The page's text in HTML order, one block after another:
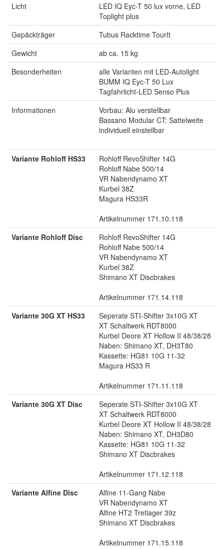
Licht
LED IQ Eyc-T 50 lux vorne, LED
Toplight plus
Gepäckträger
Tubus Racktime TourIt
Gewicht
ab ca. 15 kg
Besonderheiten
alle Varianten mit LED-Autolight
BUMM IQ Eyc-T 50 Lux
Tagfahrlicht-LED Senso Plus
Informationen
Vorbau: Alu verstellbar
Bassano Modular CT: Sattelweite
individuell einstellbar
Variante Rohloff HS33
Rohloff RevoShifter 14G
Rohloff Nabe 500/14
VR Nabendynamo XT
Kurbel 38Z
Magura HS33R
Artikelnummer 171.10.118
Variante Rohloff Disc
Rohloff RevoShifter 14G
Rohloff Nabe 500/14
VR Nabendynamo XT
Kurbel 38Z
Shimano XT Discbrakes
Artikelnummer 171.14.118
Variante 30G XT HS33
Seperate STI-Shifter 3x10G XT
XT Schaltwerk RDT8000
Kurbel Deore XT Hollow II 48/38/28
Naben: Shimano XT, DH3T80
Kassette: HG81 10G 11-32
Magura HS33 R
Artikelnummer 171.11.118
Variante 30G XT Disc
Seperate STI-Shifter 3x10G XT
XT Schaltwerk RDT8000
Kurbel Deore XT Hollow II 48/38/28
Naben: Shimano XT, DH3D80
Kassette: HG81 10G 11-32
Shimano XT Discbrakes
Artikelnummer 171.12.118
Variante Alfine Disc
Alfine 11-Gang Nabe
VR Nabendynamo XT
Alfine HT2 Tretlager 39z
Shimano XT Discbrakes
Artikelnummer 171.15.118